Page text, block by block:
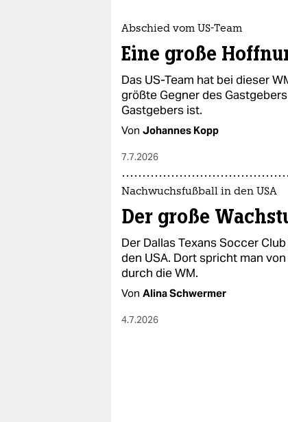
abo
genossenschaft
epaper login
Abschied vom US-Team
Eine große
Das US-Team hat bei dieser
größte Gegner des
Gastgebers ist.
Von Johannes Kopp
7.7.2026
Nachwuchsfußball in den USA
Der große
Der Dallas Texans Soccer
den USA. Dort spricht man
durch die WM.
Von Alina Schwermer
4.7.2026